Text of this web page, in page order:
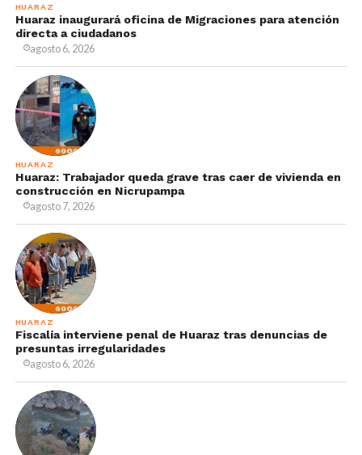
HUARAZ
Huaraz inaugurará oficina de Migraciones para atención
directa a ciudadanos
agosto 6, 2026
HUARAZ
Huaraz: Trabajador queda grave tras caer de vivienda en
construcción en Nicrupampa
agosto 7, 2026
HUARAZ
Fiscalía interviene penal de Huaraz tras denuncias de
presuntas irregularidades
agosto 6, 2026